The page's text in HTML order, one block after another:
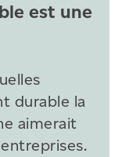
est une
durable la
aimerait